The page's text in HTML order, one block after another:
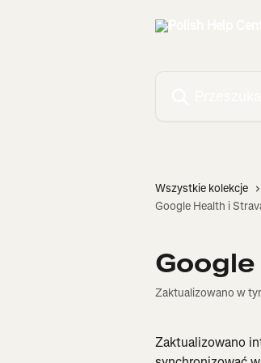
Wszystkie kolekcje
Google Health i
Zaktualizowano w
Zaktualizowano